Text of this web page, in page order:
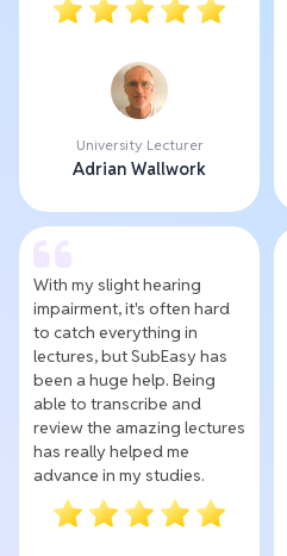
University Lecturer
Adrian Wallwork
With my slight hearing
impairment, it's often hard
to catch everything in
lectures, but SubEasy has
been a huge help. Being
able to transcribe and
review the amazing lectures
has really helped me
advance in my studies.